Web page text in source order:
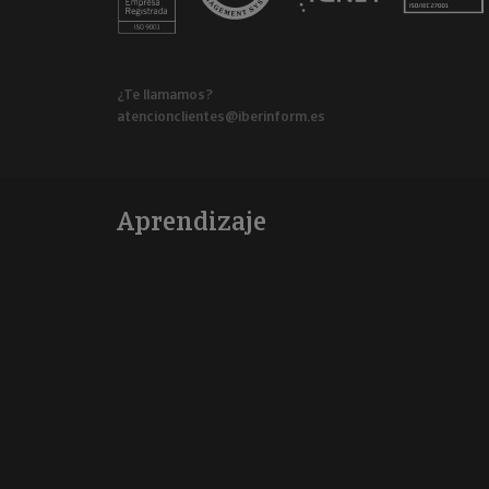
¿Te llamamos?
atencionclientes@iberinform.es
Aprendizaje